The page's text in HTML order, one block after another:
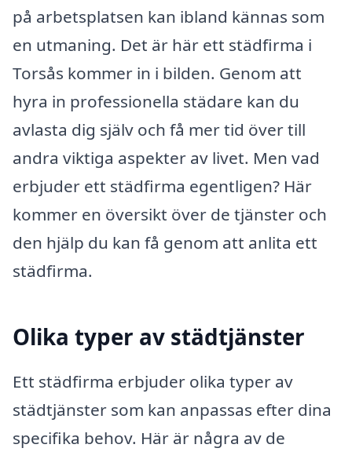
på arbetsplatsen kan ibland kännas som
en utmaning. Det är här ett städfirma i
Torsås kommer in i bilden. Genom att
hyra in professionella städare kan du
avlasta dig själv och få mer tid över till
andra viktiga aspekter av livet. Men vad
erbjuder ett städfirma egentligen? Här
kommer en översikt över de tjänster och
den hjälp du kan få genom att anlita ett
städfirma.
Olika typer av städtjänster
Ett städfirma erbjuder olika typer av
städtjänster som kan anpassas efter dina
specifika behov. Här är några av de